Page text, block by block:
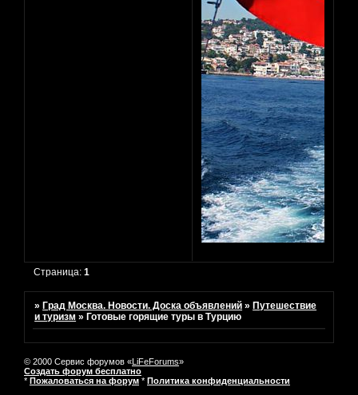
Страница:1
»Град Москва. Новости. Доска объявлений »Путешествие
и туризм »Готовые горящие туры в Турцию
© 2000 Сервис форумов «LiFeForums»
Создать форум бесплатно
* Пожаловаться на форум * Политика конфиденциальности